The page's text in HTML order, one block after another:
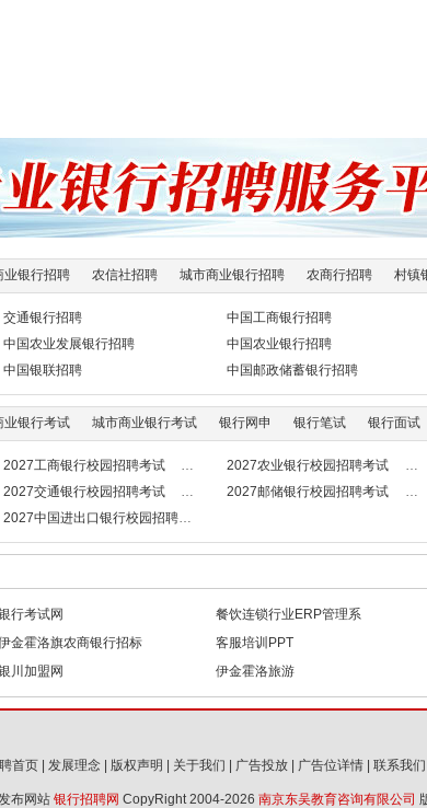
业银行招聘 农信社招聘 城市商业银行招聘 农商行招聘 村镇
交通银行招聘 中国工商银行招聘
中国农业发展银行招聘 中国农业银行招聘
中国银联招聘 中国邮政储蓄银行招聘
业银行考试 城市商业银行考试 银行网申 银行笔试 银行面试
2027工商银行校园招聘考试 2027农业银行校园招聘考试
2027交通银行校园招聘考试 2027邮储银行校园招聘考试
2027中国进出口银行校园招聘考试
行考试网
餐饮连锁行业ERP管理系
金霍洛旗农商银行招标 客服培训PPT
川加盟网 伊金霍洛旅游
首页| 发展理念| 版权声明 关于我们 广告投放| 广告位详情| 联系我们
布网站 银行招聘网 CopyRight 2004-2026 南京东吴教育咨询有限公司